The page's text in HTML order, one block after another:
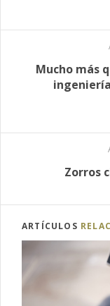
Mucho más
Zorros
ARTÍCULOS